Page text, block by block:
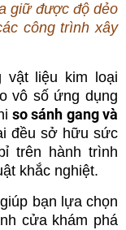
giữ được độ dẻo
công trình xây
vật liệu kim loại
vô số ứng dụng
so sánh gang và
đều sở hữu sức
trên hành trình
khắc nghiệt.
bạn lựa chọn
cửa khám phá